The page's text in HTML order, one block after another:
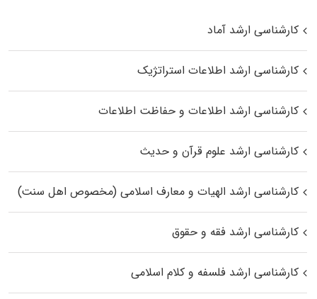
کارشناسی ارشد آماد
کارشناسی ارشد اطلاعات استراتژیک
کارشناسی ارشد اطلاعات و حفاظت اطلاعات
کارشناسی ارشد علوم قرآن و حدیث
کارشناسی ارشد الهیات و معارف اسلامی (مخصوص اهل سنت)
کارشناسی ارشد فقه و حقوق
کارشناسی ارشد فلسفه و کلام اسلامی